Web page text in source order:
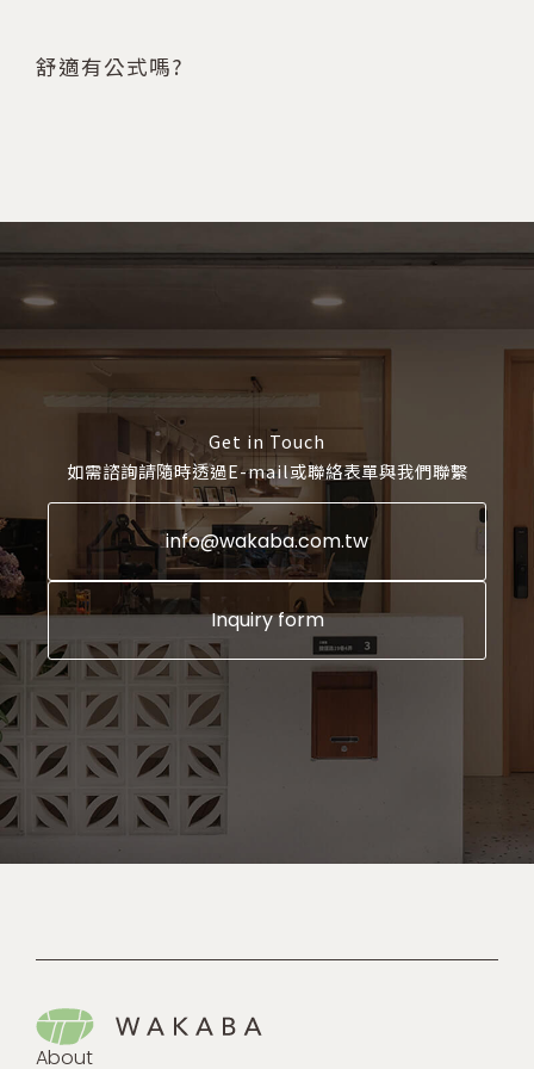
舒適有公式嗎?
Get in Touch
如需諮詢請隨時透過E-mail或聯絡表單與我們聯繫
info@wakaba.com.tw
Inquiry form
About